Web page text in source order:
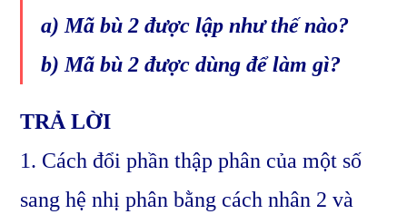
a) Mã bù 2 được lập như thế nào?
b) Mã bù 2 được dùng để làm gì?
TRẢ LỜI
1. Cách đổi phần thập phân của một số
sang hệ nhị phân bằng cách nhân 2 và